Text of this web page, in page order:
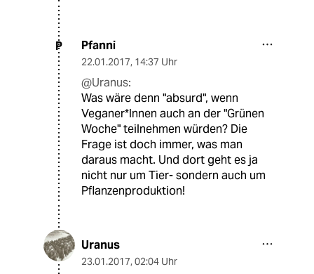
P Pfanni
22.01.2017, 14:37 Uhr
@Uranus:
Was wäre denn "absurd", wenn
Veganer*Innen auch an der "Grünen
Woche" teilnehmen würden? Die
Frage ist doch immer, was man
daraus macht. Und dort geht es ja
nicht nur um Tier- sondern auch um
Pflanzenproduktion!
Uranus
23.01.2017, 02:04 Uhr